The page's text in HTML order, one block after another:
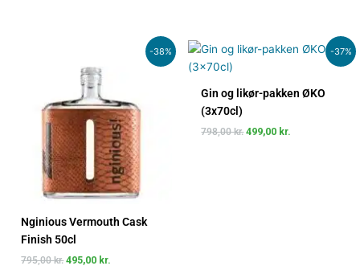
-38%
Nginious Vermouth Cask
Finish 50cl
795,00kr.
pris
var:
795,00 kr..
495,00 kr.
495,00 kr..
-37%
Gin og likør-pakken ØKO
(3x70cl)
798,00kr.
Den
oprindelige
798,00 kr..
499,00 kr.
Den
499,00 kr..